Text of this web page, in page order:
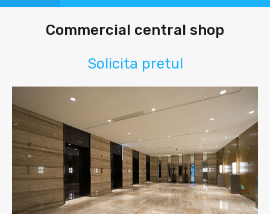
Commercial central shop
Solicita pretul